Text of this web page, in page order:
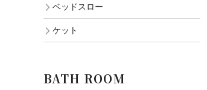
ベッドスロー
ケット
BATH ROOM